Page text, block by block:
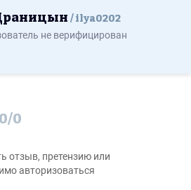
ilya0202
не верифицирован
0/0
отзыв, претензию или
авторизоваться